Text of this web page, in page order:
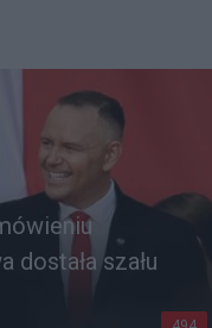
dostała szału